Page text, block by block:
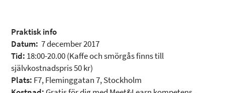
Praktisk info
Datum: 7 december 2017
Tid: 18:00-20.00 (Kaffe och smörgås finns till
självkostnadspris 50 kr)
Plats: F7, Fleminggatan 7, Stockholm